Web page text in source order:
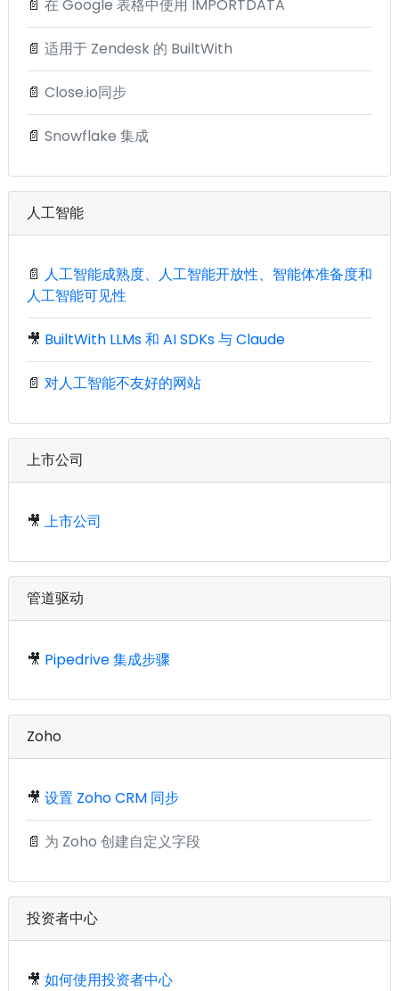
📄 在 Google 表格中使用 IMPORTDATA
📄 适用于 Zendesk 的 BuiltWith
📄 Close.io同步
📄 Snowflake 集成
人工智能
📄 人工智能成熟度、人工智能开放性、智能体准备度和
人工智能可见性
🎥 BuiltWith LLMs 和 AI SDKs 与 Claude
📄 对人工智能不友好的网站
上市公司
🎥 上市公司
管道驱动
🎥 Pipedrive 集成步骤
Zoho
🎥 设置 Zoho CRM 同步
📄 为 Zoho 创建自定义字段
投资者中心
🎥 如何使用投资者中心